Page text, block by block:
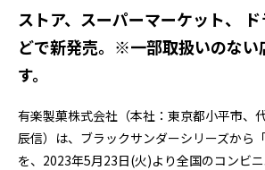
ストア、スーパーマーケット、
どで新発売。※一部取扱いのない
す。
有楽製菓株式会社（本社：東京都小平市
辰信）は、ブラックサンダーシリーズから
を、 2023年5月23日(火)より全国のコンビ